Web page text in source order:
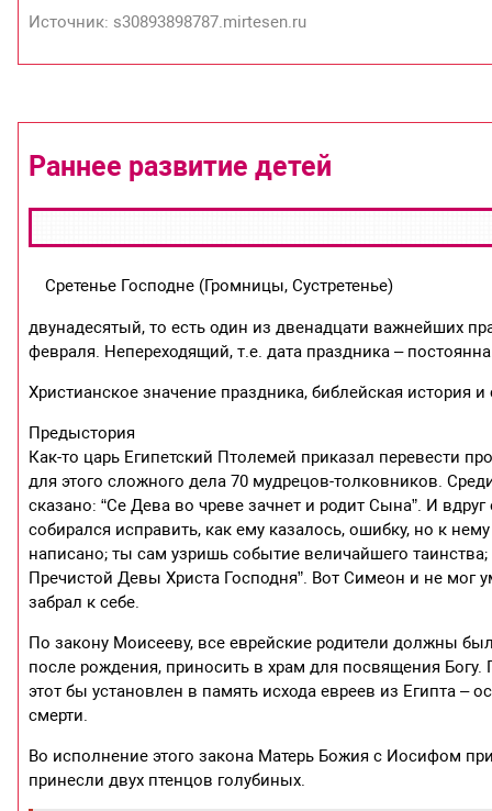
Источник: s30893898787.mirtesen.ru
Раннее развитие детей
Сретенье Господне (Громницы, Сустретенье)
двунадесятый, то есть один из двенадцати важнейших
февраля. Непереходящий, т.е. дата праздника –
Христианское значение праздника, библейская история
Предыстория
Как-то царь Египетский Птолемей приказал перевести
для этого сложного дела 70 мудрецов-толковников.
сказано: “Се Дева во чреве зачнет и родит Сына”. И
собирался исправить, как ему казалось, ошибку, но к
написано; ты сам узришь событие величайшего
Пречистой Девы Христа Господня”. Вот Симеон и не мог
забрал к себе.
По закону Моисееву, все еврейские родители должны
после рождения, приносить в храм для посвящения Богу.
этот бы установлен в память исхода евреев из Египта –
смерти.
Во исполнение этого закона Матерь Божия с Иосифом
принесли двух птенцов голубиных.